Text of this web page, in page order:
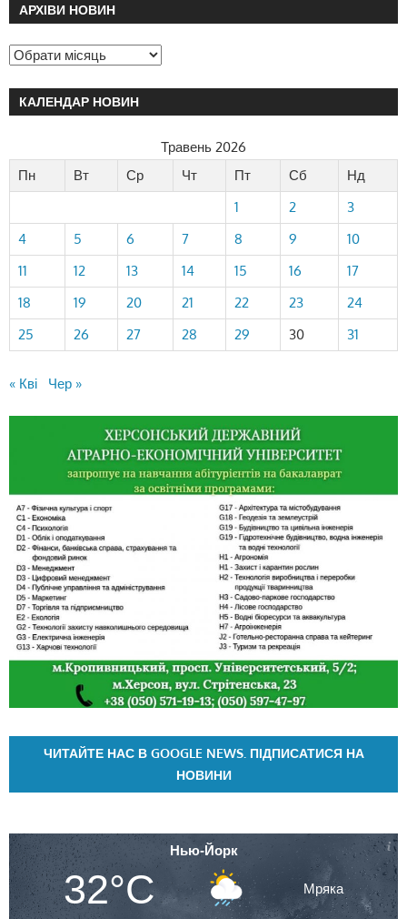
АРХІВИ НОВИН
КАЛЕНДАР НОВИН
Травень 2026
Пн
Вт Ср Чт Пт Сб
Нд
1
2
3
4
5 6 7 8 9
10
11
12 13 14 15 16
17
18
19 20 21 22 23
24
25
26 27 28 29 30 31
« Кві Чер »
ЧИТАЙТЕ НАС В GOOGLE NEWS. ПІДПИСАТИСЯ НА
НОВИНИ
Нью-Йорк
32°C Мряка